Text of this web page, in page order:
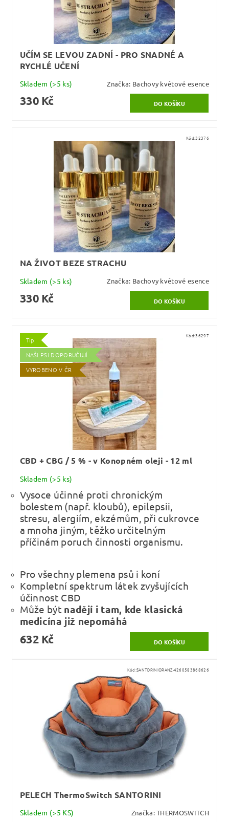
UČÍM SE LEVOU ZADNÍ - PRO SNADNÉ A
RYCHLÉ UČENÍ
Skladem (>5 ks) Značka: Bachovy květové esence
330 Kč
Kód:32376
NA ŽIVOT BEZE STRACHU
Skladem (>5 ks) Značka: Bachovy květové esence
330 Kč
Tip
NAŠI PSI DOPORUČUJÍ
VYROBENO V ČR
Kód:36297
CBD + CBG / 5 % - v Konopném oleji - 12 ml
Skladem (>5 ks)
Vysoce účinné proti chronickým
bolestem (např. kloubů), epilepsii,
stresu, alergiím, ekzémům, při cukrovce
a mnoha jiným, těžko určitelným
příčinám poruch činnosti organismu.
Pro všechny plemena psů i koní
Kompletní spektrum látek zvyšujících
účinnost CBD
Může být nadějí i tam, kde klasická
medicína již nepomáhá
632 Kč
Kód:SANTORINIORANZ-4260583868626
PELECH ThermoSwitch SANTORINI
Skladem (>5 KS) Značka:THERMOSWITCH